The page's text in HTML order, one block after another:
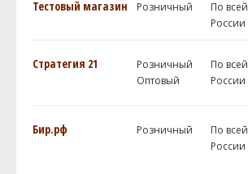
Тестовый магазин Розничный
По всей
России
Стратегия 21
Розничный
Оптовый
По всей
России
Бир.рф Розничный
По всей
России